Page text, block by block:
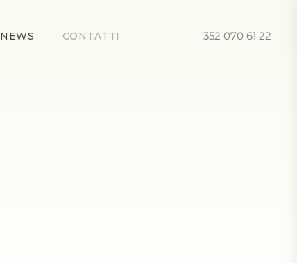
NEWS CONTATTI 352 070 61 22